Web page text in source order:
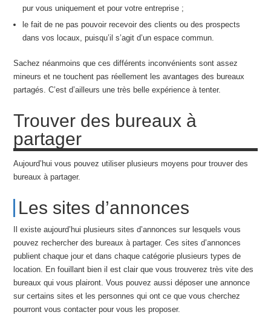
pur vous uniquement et pour votre entreprise ;
le fait de ne pas pouvoir recevoir des clients ou des prospects
dans vos locaux, puisqu’il s’agit d’un espace commun.
Sachez néanmoins que ces différents inconvénients sont assez
mineurs et ne touchent pas réellement les avantages des bureaux
partagés. C’est d’ailleurs une très belle expérience à tenter.
Trouver des bureaux à
partager
Aujourd’hui vous pouvez utiliser plusieurs moyens pour trouver des
bureaux à partager.
Les sites d’annonces
Il existe aujourd’hui plusieurs sites d’annonces sur lesquels vous
pouvez rechercher des bureaux à partager. Ces sites d’annonces
publient chaque jour et dans chaque catégorie plusieurs types de
location. En fouillant bien il est clair que vous trouverez très vite des
bureaux qui vous plairont. Vous pouvez aussi déposer une annonce
sur certains sites et les personnes qui ont ce que vous cherchez
pourront vous contacter pour vous les proposer.